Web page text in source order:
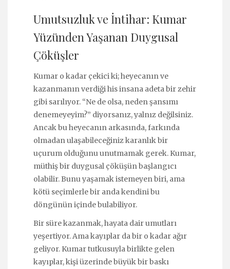
Umutsuzluk ve İntihar: Kumar
Yüzünden Yaşanan Duygusal
Çöküşler
Kumar o kadar çekici ki; heyecanın ve
kazanmanın verdiği his insana adeta bir zehir
gibi sarılıyor. “Ne de olsa, neden şansımı
denemeyeyim?” diyorsanız, yalnız değilsiniz.
Ancak bu heyecanın arkasında, farkında
olmadan ulaşabileceğiniz karanlık bir
uçurum olduğunu unutmamak gerek. Kumar,
müthiş bir duygusal çöküşün başlangıcı
olabilir. Bunu yaşamak istemeyen biri, ama
kötü seçimlerle bir anda kendini bu
döngünün içinde bulabiliyor.
Bir süre kazanmak, hayata dair umutları
yeşertiyor. Ama kayıplar da bir o kadar ağır
geliyor. Kumar tutkusuyla birlikte gelen
kayıplar, kişi üzerinde büyük bir baskı